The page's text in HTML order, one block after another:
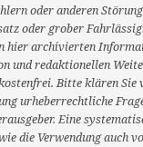
oder anderen
oder grober
hier archivierten
und redaktionellen
Bitte klären Sie
urheberrechtliche
Eine
die Verwendung auch